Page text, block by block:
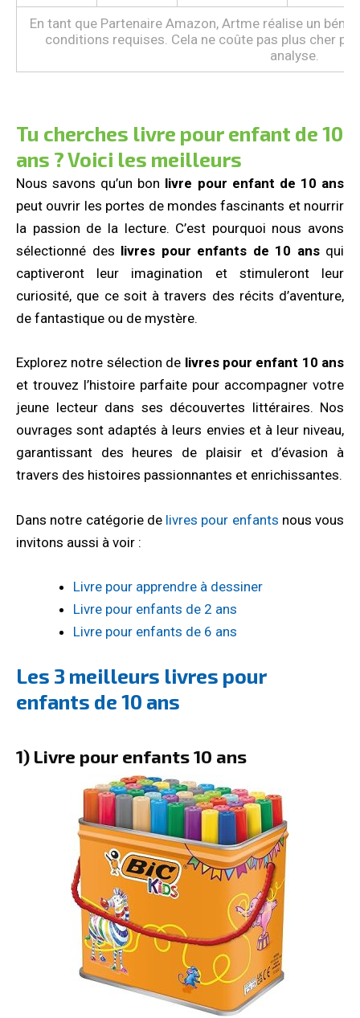
En tant que Partenaire Amazon, Artme réalise un
conditions requises. Cela ne coûte pas plus cher
analyse.
Tu cherches livre pour enfant de 10
ans ? Voici les meilleurs
Nous savons qu’un bon livre pour enfant de 10 ans
peut ouvrir les portes de mondes fascinants et nourrir
la passion de la lecture. C’est pourquoi nous avons
sélectionné des livres pour enfants de 10 ansqui
captiveront leur imagination et stimuleront leur
curiosité, que ce soit à travers des récits d’aventure,
de fantastique ou de mystère.
Explorez notre sélection de livres pour enfant 10 ans
et trouvez l’histoire parfaite pour accompagner votre
jeune lecteur dans ses découvertes littéraires. Nos
ouvrages sont adaptés à leurs envies et à leur niveau,
garantissant des heures de plaisir et d’évasion à
travers des histoires passionnantes et enrichissantes.
Dans notre catégorie de livres pour enfants nous vous
invitons aussi à voir :
Livre pour apprendre à dessiner
Livre pour enfants de 2 ans
Livre pour enfants de 6 ans
Les 3 meilleurs livres pour
enfants de 10 ans
1) Livre pour enfants 10 ans